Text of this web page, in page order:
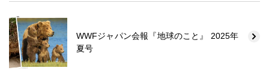
WWFジャパン会報『地球のこと』 2025年
夏号